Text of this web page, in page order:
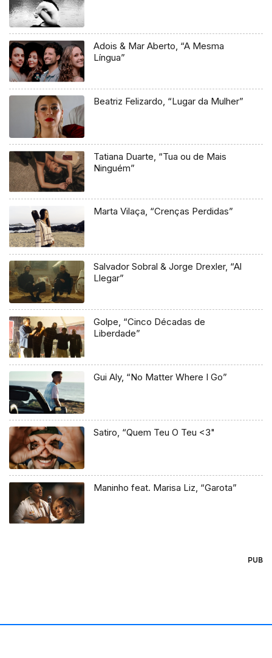
Adois & Mar Aberto, “A Mesma
Língua”
Beatriz Felizardo, “Lugar da Mulher”
Tatiana Duarte, “Tua ou de Mais
Ninguém”
Marta Vilaça, “Crenças Perdidas”
Salvador Sobral & Jorge Drexler, “Al
Llegar”
Golpe, “Cinco Décadas de
Liberdade”
Gui Aly, “No Matter Where I Go”
Satiro, “Quem Teu O Teu <3"
Maninho feat. Marisa Liz, “Garota”
PUB